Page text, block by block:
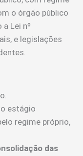
o órgão público
Lei nº
e legislações
estágio
regime próprio,
das